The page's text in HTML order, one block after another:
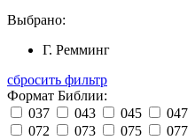
Выбрано:
Г. Ремминг
сбросить фильтр
Формат Библии:
037
043 045 047
072
073 075 077